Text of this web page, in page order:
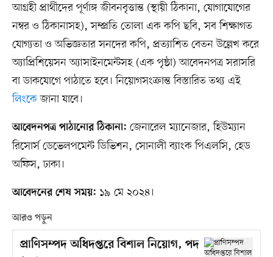
আগ্রহী প্রার্থীদের পূর্ণাঙ্গ জীবনবৃত্তান্ত (স্থায়ী ঠিকানা, যোগাযোগের
নম্বর ও ঠিকানাসহ), সম্প্রতি তোলা এক কপি ছবি, সব শিক্ষাগত
যোগ্যতা ও অভিজ্ঞতার সনদের কপি, প্রত্যাশিত বেতন উল্লেখ করে
অ্যাপ্রিশিয়েসন অ্যাসাইনমেন্টসহ (এক পৃষ্ঠা) আবেদনপত্র সরাসরি
বা ডাকযোগে পাঠাতে হবে। নিয়োগসংক্রান্ত বিস্তারিত তথ্য এই
লিংকেজানা যাবে।
আবেদনপত্র পাঠানোর ঠিকানা: জেনারেল ম্যানেজার, হিউম্যান
রিসোর্স ডেভেলপমেন্ট ডিভিশন, সোনালী ব্যাংক পিএলসি, হেড
অফিস, ঢাকা।
আবেদনের শেষ সময়: ১৯ মে ২০২৪।
আরও পড়ুন
প্রাণিসম্পদ অধিদপ্তরে বিশাল নিয়োগ, পদ